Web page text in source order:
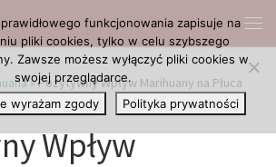
»Pozytywny Wpływ Marihuany na Płuca
Wpływ
funkcjonowania zapisuje na
pliki cookies, tylko w celu szybszego
Zawsze możesz wyłączyć pliki cookies w
swojej przeglądarce.
wyrażam zgody Polityka prywatności